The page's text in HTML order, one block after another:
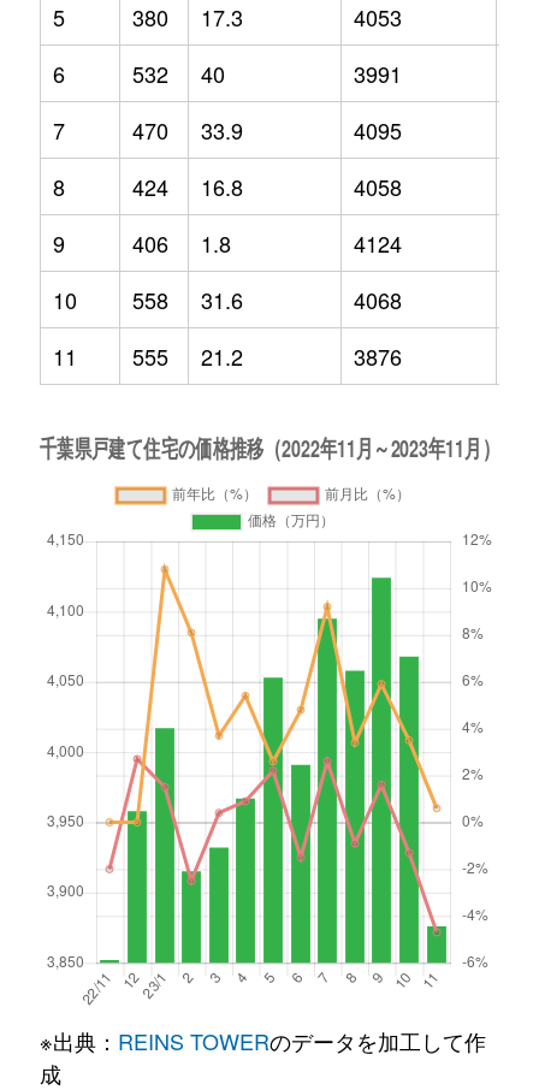
5
380 17.3 4053
6
532 40 3991
7
470 33.9 4095
8
424 16.8 4058
9
406 1.8 4124
10
558 31.6 4068
11
555 21.2 3876
※出典： REINS TOWERのデータを加工して作
成